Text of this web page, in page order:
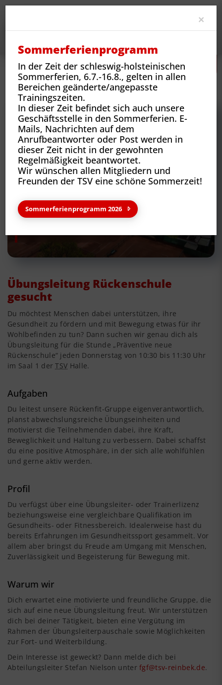
Jobs
Mitarbeit als Übungsleiter/Trainer
Übungsleitung Rückenschule gesucht
Übungsleitung Rückenschule
gesucht
Du möchtest Menschen dabei unterstützen, ihre
Gesundheit zu fördern und mit Bewegung etwas für ihr
Wohlbefinden zu tun? Dann suchen wir genau dich als
Übungsleitung für die Stunde „Präventive neue
Rückenschule“ jeden Donnerstag von 10:30 bis 11:30 Uhr
im Saal 1 derTSV Halle.
Aufgaben
Du leitest unsere Rückenfit-Gruppe eigenverantwortlich,
planst abwechslungsreiche Übungseinheiten und
motivierst die Teilnehmenden dabei, ihre Kraft,
Beweglichkeit und Haltung zu verbessern. Dabei schaffst
du eine positive Atmosphäre, in der sich alle wohlfühlen
und gerne aktiv werden.
Profil
Du verfügst über eine Übungsleiter- oder Trainerlizenz
beziehungsweise eine vergleichbare Qualifikation im
Gesundheits- oder Fitnessbereich. Idealerweise hast du
bereits Erfahrungen im Gesundheitssport gesammelt. Vor
allem aber bringst du Freude am Umgang mit Menschen,
Zuverlässigkeit und Begeisterung für Bewegung mit.
Warum wir
Dich erwartet eine motivierte und freundliche Gruppe, die
sich auf eine neue Übungsleitung freut. Wir unterstützen
dich bei deiner Tätigkeit, bieten eine Vergütung im
Rahmen der Übungsleiterpauschale sowie Möglichkeiten
zur Fort- und Weiterbildung.
Dein Interesse ist geweckt? Dann melde dich bei
Abteilungsleiter Stefan Nielson unterfgf@tsv-reinbek.de.
×
Sommerferienprogramm
In der Zeit der schleswig-holsteinischen
Sommerferien, 6.7.-16.8., gelten in allen
Bereichen geänderte/angepasste
Trainingszeiten.
In dieser Zeit befindet sich auch unsere
Geschäftsstelle in den Sommerferien. E-
Mails, Nachrichten auf dem
Anrufbeantworter oder Post werden in
dieser Zeit nicht in der gewohnten
Regelmäßigkeit beantwortet.
Wir wünschen allen Mitgliedern und
Freunden der TSV eine schöne Sommerzeit!
Sommerferienprogramm 2026